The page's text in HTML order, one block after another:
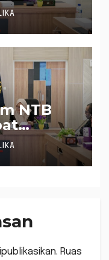
NTB
di NTB
Ruas